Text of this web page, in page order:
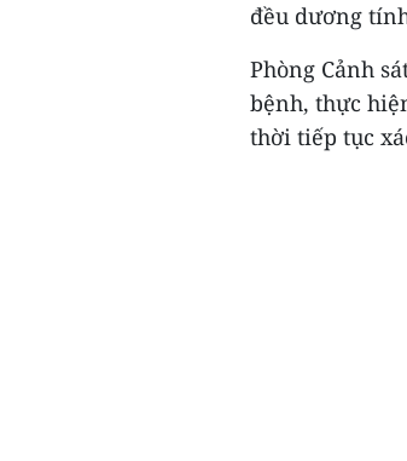
đều dương
Phòng Cảnh
bệnh, thực
thời tiếp tục